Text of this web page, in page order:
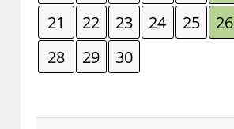
21
22 23 24 25 26
28
29 30